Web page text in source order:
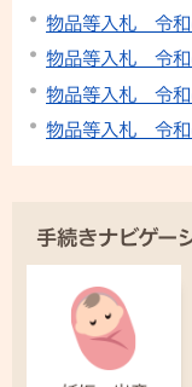
物品等入札 令和
物品等入札 令和
物品等入札 令和
物品等入札 令和
手続きナビゲー